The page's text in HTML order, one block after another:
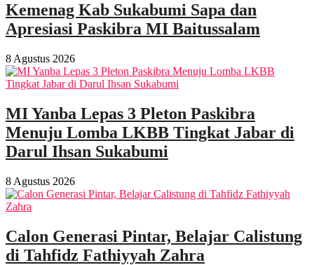
Kemenag Kab Sukabumi Sapa dan
Apresiasi Paskibra MI Baitussalam
8 Agustus 2026
MI Yanba Lepas 3 Pleton Paskibra
Menuju Lomba LKBB Tingkat Jabar di
Darul Ihsan Sukabumi
8 Agustus 2026
Calon Generasi Pintar, Belajar Calistung
di Tahfidz Fathiyyah Zahra